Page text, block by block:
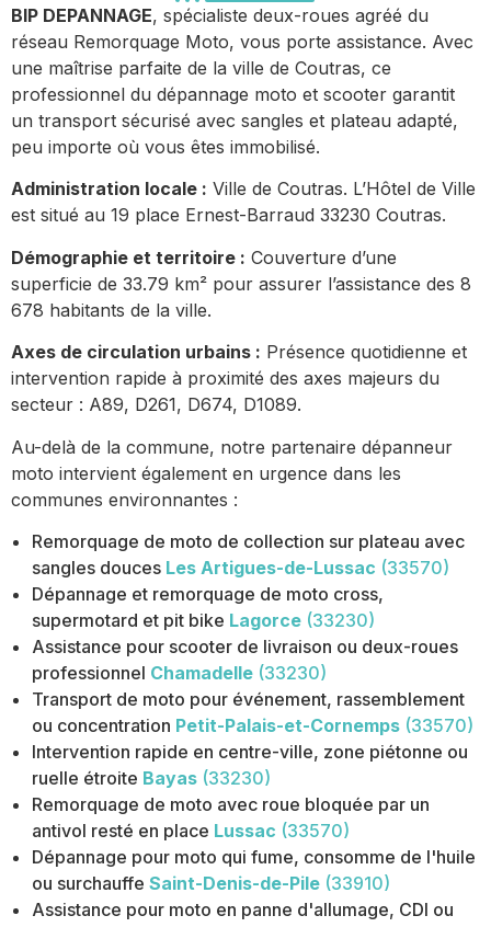
BIP DEPANNAGE, spécialiste deux-roues agréé du
réseau Remorquage Moto, vous porte assistance. Avec
une maîtrise parfaite de la ville de Coutras, ce
professionnel du dépannage moto et scooter garantit
un transport sécurisé avec sangles et plateau adapté,
peu importe où vous êtes immobilisé.
Administration locale : Ville de Coutras. L’Hôtel de Ville
est situé au 19 place Ernest-Barraud 33230 Coutras.
Démographie et territoire : Couverture d’une
superficie de 33.79 km² pour assurer l’assistance des 8
678 habitants de la ville.
Axes de circulation urbains : Présence quotidienne et
intervention rapide à proximité des axes majeurs du
secteur : A89, D261, D674, D1089.
Au-delà de la commune, notre partenaire dépanneur
moto intervient également en urgence dans les
communes environnantes :
Remorquage de moto de collection sur plateau avec
sangles douces Les Artigues-de-Lussac (33570)
Dépannage et remorquage de moto cross,
supermotard et pit bike Lagorce (33230)
Assistance pour scooter de livraison ou deux-roues
professionnel Chamadelle (33230)
Transport de moto pour événement, rassemblement
ou concentration Petit-Palais-et-Cornemps (33570)
Intervention rapide en centre-ville, zone piétonne ou
ruelle étroite Bayas (33230)
Remorquage de moto avec roue bloquée par un
antivol resté en place Lussac (33570)
Dépannage pour moto qui fume, consomme de l'huile
ou surchauffe Saint-Denis-de-Pile (33910)
Assistance pour moto en panne d'allumage, CDI ou